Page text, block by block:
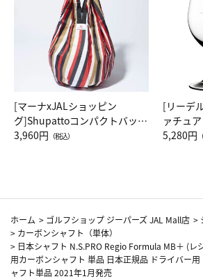
[マーナxJALショッピン
グ]Shupattoコンパクトバッグ
Drop JAL客室乗務員（LC）ス
3,960円 （税込）
[リーデ
ァチュ
ト（レッ
5,280円
ホーム > ゴルフショップ ジーパーズ JAL Mall店 >
> カーボンシャフト（単体）
> 日本シャフト N.S.PRO Regio Formula MB＋ (レ
用カーボンシャフト 単品 日本正規品 ドライバー
ャフト単品 2021年1月発売